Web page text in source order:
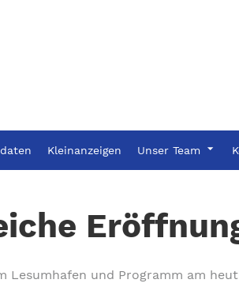
Kleinanzeigen Unser Team
und Programm am